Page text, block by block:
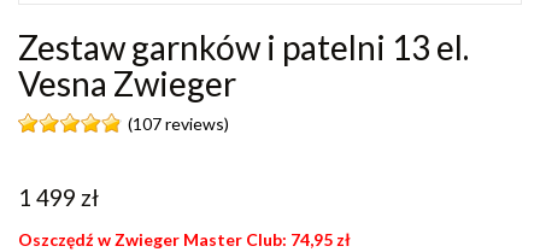
Zestaw garnków i patelni 13 el.
Vesna Zwieger
(107 reviews)
1 499 zł
Oszczędź w Zwieger Master Club: 74,95 zł